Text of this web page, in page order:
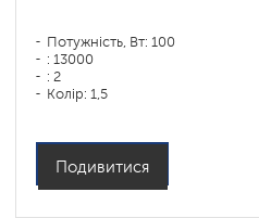
Потужність, Вт: 100
: 13000
: 2
Колір: 1,5
Бічні щітки: 1
Подивитися